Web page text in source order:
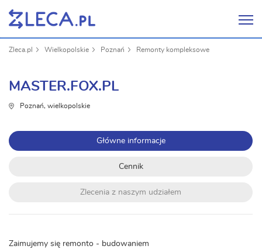
Zleca.pl Wielkopolskie Poznań Remonty kompleksowe
MASTER.FOX.PL
Poznań, wielkopolskie
Główne informacje
Cennik
Zlecenia z naszym udziałem
Zaimujemy się remonto - budowaniem